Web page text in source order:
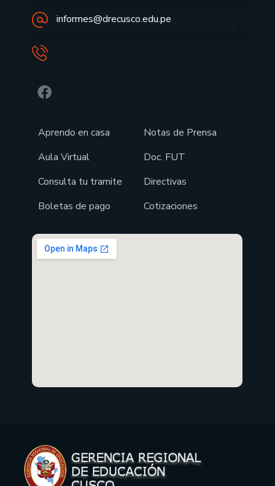
informes@drecusco.edu.pe
Aprendo en casa
Aula Virtual
Consulta tu tramite
Boletas de pago
Notas de Prensa
Doc. FUT
Directivas
Cotizaciones